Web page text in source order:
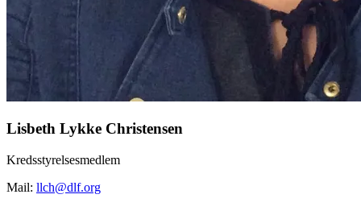
Lisbeth Lykke Christensen
Kredsstyrelsesmedlem
Mail: llch@dlf.org